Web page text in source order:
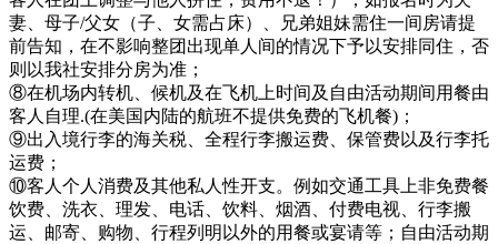
妻、母子/父女（子、女需占床）、兄弟姐妹需住一间房请提
前告知，在不影响整团出现单人间的情况下予以安排同住，否
则以我社安排分房为准；
⑧在机场内转机、候机及在飞机上时间及自由活动期间用餐由
客人自理.(在美国内陆的航班不提供免费的飞机餐)；
⑨出入境行李的海关税、全程行李搬运费、保管费以及行李托
运费；
⑩客人个人消费及其他私人性开支。例如交通工具上非免费餐
饮费、洗衣、理发、电话、饮料、烟酒、付费电视、行李搬
运、邮寄、购物、行程列明以外的用餐或宴请等；自由活动期